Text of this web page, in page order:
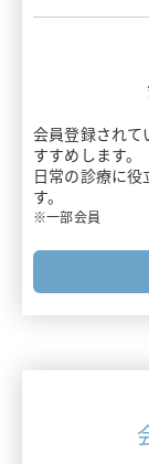
エフィエント
カナリア
タリージェ
エムガルティ
バイオシミラー
ワクチン
スキルアップ講座
Pharmacist Forum
フォーミュラリー
ガイドライン情報
ターニングポイ
患者さんを多面
会員登録されて
すすめします。
日常の診療に
す。
※一部会員